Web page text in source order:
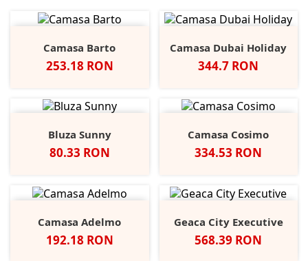
Camasa Barto
Pret
253.18 RON
Camasa Dubai Holiday
Pret
344.7 RON
Bluza Sunny
Pret
80.33 RON
Camasa Cosimo
Pret
334.53 RON
Camasa Adelmo
Pret
192.18 RON
Geaca City Executive
Pret
568.39 RON